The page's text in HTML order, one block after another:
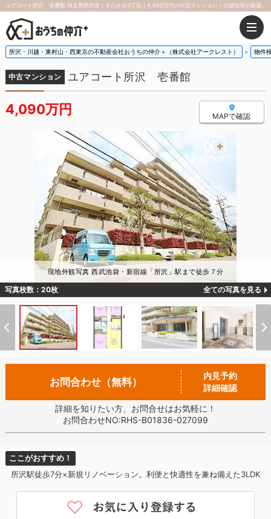
ユアコート所沢 壱番館 埼玉県所沢市くすのき台3丁目｜4,090万円の中古マンション｜分譲住宅や新築物件
所沢・川越・東村山・西東京の不動産会社おうちの仲介＋（株式会社アークレスト） 物件
中古マンション ユアコート所沢 壱番館
4,090万円 MAPで確認
現地外観写真 西武池袋・新宿線「所沢」駅まで徒歩７分
写真枚数：20枚 全ての写真を見る
お問合わせ（無料）
内見予約
詳細確認
詳細を知りたい方、お問合せはお気軽に！
お問合わせNO:RHS-B01836-027099
ここがおすすめ！
所沢駅徒歩7分×新規リノベーション。利便と快適性を兼ね備えた3LDK